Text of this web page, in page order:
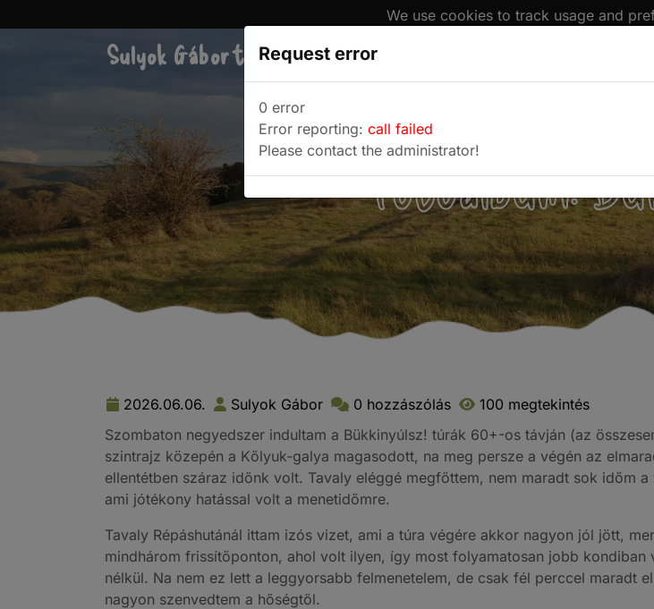
We use cookies to track usage and
Sulyok Gábor túrablogja Túranaptár
Fotóalbum:
2026.06.06. Sulyok Gábor 0 hozzászólás
100 megtekintés
Szombaton negyedszer indultam a Bükkinyúlsz! túrák 60+-os távján (az
szintrajz közepén a Kőlyuk-galya magasodott, na meg persze a végén az
ellentétben száraz időnk volt. Tavaly eléggé megfőttem, nem maradt sok időm
ami jótékony hatással volt a menetidőmre.
Tavaly Répáshutánál ittam izós vizet, ami a túra végére akkor nagyon jól jött,
mindhárom frissítőponton, ahol volt ilyen, így most folyamatosan jobb
nélkül. Na nem ez lett a leggyorsabb felmenetelem, de csak fél perccel
nagyon szenvedtem a hőségtől.
Request error
0 error
Error reporting: call failed
Please contact the administrator!